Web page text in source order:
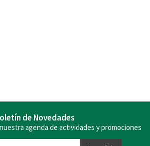
de Novedades
agenda de actividades y promociones